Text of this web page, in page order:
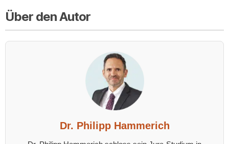
Über den Autor
Dr. Philipp Hammerich